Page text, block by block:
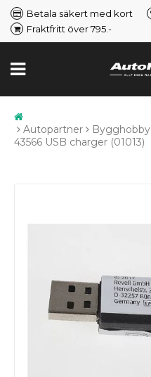
Betala säkert med kort
Fraktfritt över 795.-
Autopartner Bygghobby
43566 USB charger (01013)